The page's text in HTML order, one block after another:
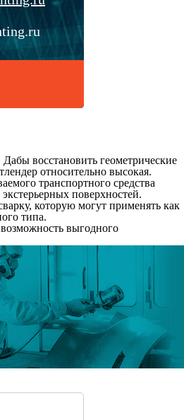
восстановить геометрические
относительно высокая.
транспортного средства
поверхностей.
которую могут применять как
типа.
выгодного